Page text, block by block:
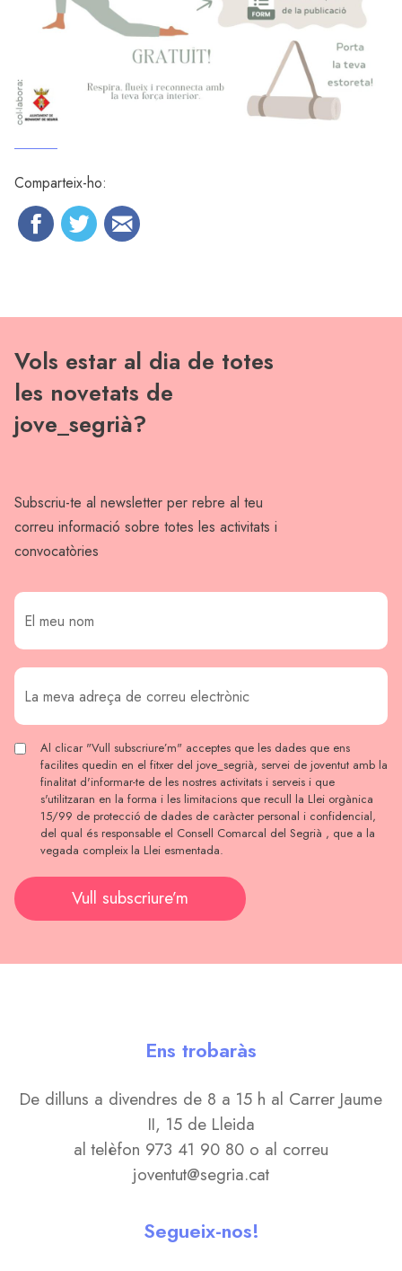
Comparteix-ho:
Vols estar al dia de totes
les novetats de
jove_segrià?
Subscriu-te al newsletter per rebre al teu
correu informació sobre totes les activitats i
convocatòries
Al clicar "Vull subscriure’m" acceptes que les dades que ens
facilites quedin en el fitxer del jove_segrià, servei de joventut amb la
finalitat d'informar-te de les nostres activitats i serveis i que
s'utilitzaran en la forma i les limitacions que recull la Llei orgànica
15/99 de protecció de dades de caràcter personal i confidencial,
del qual és responsable el Consell Comarcal del Segrià , que a la
vegada compleix la Llei esmentada.
Vull subscriure’m
Ens trobaràs
De dilluns a divendres de 8 a 15 h al Carrer Jaume
II, 15 de Lleida
al telèfon 973 41 90 80 o al correu
joventut@segria.cat
Segueix-nos!